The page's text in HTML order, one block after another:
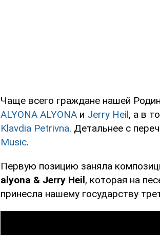
Чаще всего граждане нашей
ALYONA ALYONA и Jerry Heil, а в
Klavdia Petrivna. Детальнее с
Music.
Первую позицию заняла
alyona & Jerry Heil, которая на
принесла нашему государству